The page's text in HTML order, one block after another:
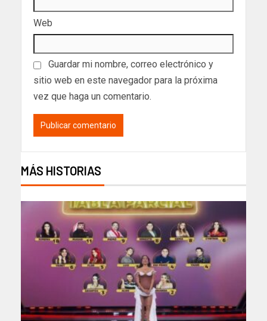
Web
Guardar mi nombre, correo electrónico y
sitio web en este navegador para la próxima
vez que haga un comentario.
MÁS HISTORIAS